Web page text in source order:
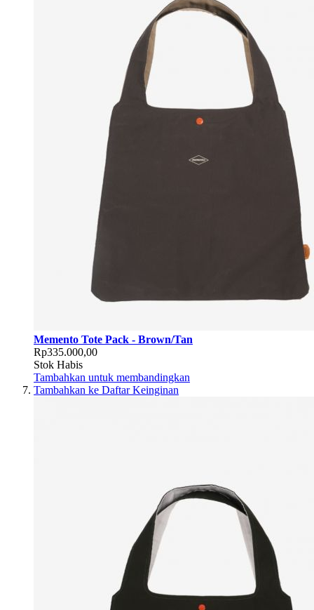
Memento Tote Pack - Brown/Tan
Rp335.000,00
Stok Habis
Tambahkan untuk membandingkan
Tambahkan ke Daftar Keinginan